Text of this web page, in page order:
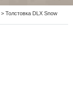
> Толстовка DLX Snow